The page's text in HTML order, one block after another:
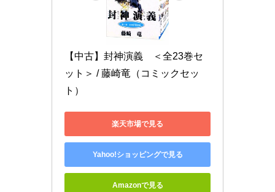
【中古】封神演義　＜全23巻セ
ット＞ / 藤崎竜（コミックセッ
ト）
楽天市場で見る
Yahoo!ショッピングで見る
Amazonで見る